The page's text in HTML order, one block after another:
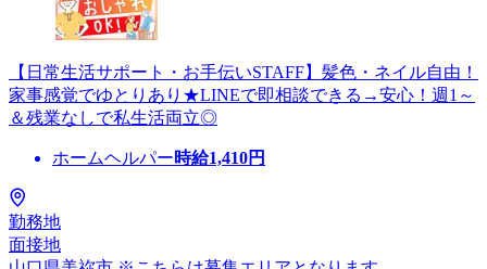
【日常生活サポート・お手伝いSTAFF】髪色・ネイル自由！
家事感覚でゆとりあり★LINEで即相談できる→安心！週1～
＆残業なしで私生活両立◎
ホームヘルパー時給1,410円
勤務地
面接地